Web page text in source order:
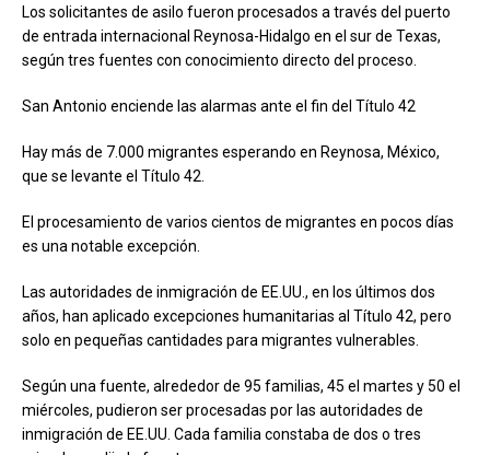
Los solicitantes de asilo fueron procesados a través del puerto
de entrada internacional Reynosa-Hidalgo en el sur de Texas,
según tres fuentes con conocimiento directo del proceso.
San Antonio enciende las alarmas ante el fin del Título 42
Hay más de 7.000 migrantes esperando en Reynosa, México,
que se levante el Título 42.
El procesamiento de varios cientos de migrantes en pocos días
es una notable excepción.
Las autoridades de inmigración de EE.UU., en los últimos dos
años, han aplicado excepciones humanitarias al Título 42, pero
solo en pequeñas cantidades para migrantes vulnerables.
Según una fuente, alrededor de 95 familias, 45 el martes y 50 el
miércoles, pudieron ser procesadas por las autoridades de
inmigración de EE.UU. Cada familia constaba de dos o tres